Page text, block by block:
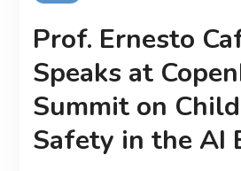
Prof. Ernesto
Speaks at
Summit on
Safety in the AI